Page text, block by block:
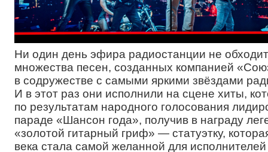
Ни один день эфира радиостанции не
множества песен, созданных компанией
в содружестве с самыми яркими звёздами
И в этот раз они исполнили на сцене хиты,
по результатам народного голосования
параде «Шансон года», получив в награду
«золотой гитарный гриф» — статуэтку,
века стала самой желанной для